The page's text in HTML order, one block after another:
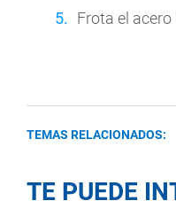
Frota el
TEMAS RELACIONADOS:
TE PUEDE